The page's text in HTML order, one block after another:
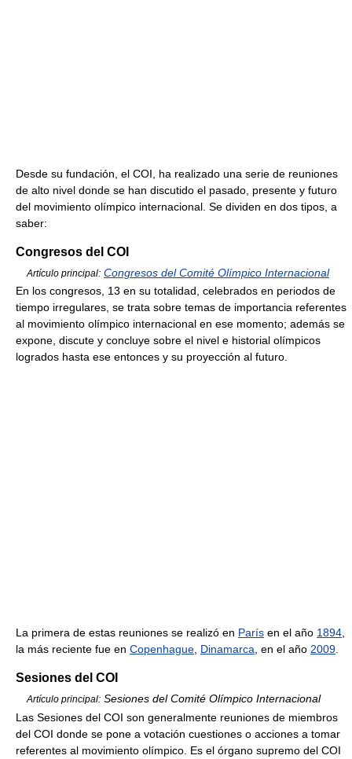
Desde su fundación, el COI, ha realizado una serie de reuniones
de alto nivel donde se han discutido el pasado, presente y futuro
del movimiento olímpico internacional. Se dividen en dos tipos, a
saber:
Congresos del COI
Artículo principal: Congresos del Comité Olímpico Internacional
En los congresos, 13 en su totalidad, celebrados en periodos de
tiempo irregulares, se trata sobre temas de importancia referentes
al movimiento olímpico internacional en ese momento; además se
expone, discute y concluye sobre el nivel e historial olímpicos
logrados hasta ese entonces y su proyección al futuro.
La primera de estas reuniones se realizó en París en el año 1894
la más reciente fue en Copenhague Dinamarca , en el año 2009
Sesiones del COI
Artículo principal: Sesiones del Comité Olímpico Internacional
Las Sesiones del COI son generalmente reuniones de miembros
del COI donde se pone a votación cuestiones o acciones a tomar
referentes al movimiento olímpico. Es el órgano supremo del COI